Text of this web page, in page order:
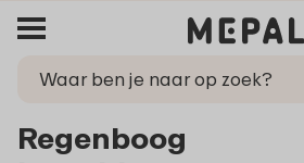
Regenboog